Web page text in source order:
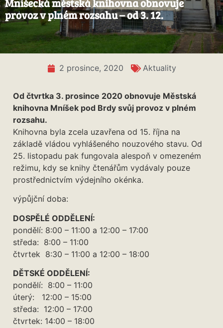
Mníšecká městská knihovna obnovuje
provoz v plném rozsahu – od 3. 12.
2 prosince, 2020 Aktuality
Od čtvrtka 3. prosince 2020 obnovuje Městská
knihovna Mníšek pod Brdy svůj provoz v plném
rozsahu.
Knihovna byla zcela uzavřena od 15. října na
základě vládou vyhlášeného nouzového stavu. Od
25. listopadu pak fungovala alespoň v omezeném
režimu, kdy se knihy čtenářům vydávaly pouze
prostřednictvím výdejního okénka.
výpůjční doba:
DOSPĚLÉ ODDĚLENÍ:
pondělí: 8:00 – 11:00 a 12:00 – 17:00
středa: 8:00 – 11:00
čtvrtek 8:30 – 11:00 a 12:00 – 18:00
DĚTSKÉ ODDĚLENÍ:
pondělí: 8:00 – 11:00
úterý: 12:00 – 15:00
středa: 12:00 – 17:00
čtvrtek: 14:00 – 18:00